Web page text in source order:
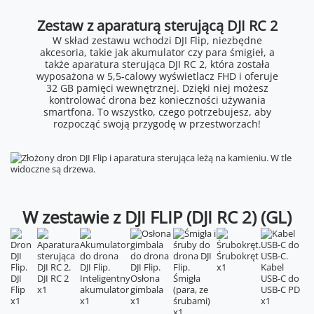
Zestaw z aparaturą sterującą DJI RC 2
W skład zestawu wchodzi DJI Flip, niezbędne
akcesoria, takie jak akumulator czy para śmigieł, a
także aparatura sterująca DJI RC 2, która została
wyposażona w 5,5-calowy wyświetlacz FHD i oferuje
32 GB pamięci wewnętrznej. Dzięki niej możesz
kontrolować drona bez konieczności używania
smartfona. To wszystko, czego potrzebujesz, aby
rozpocząć swoją przygodę w przestworzach!
W zestawie z DJI FLIP (DJI RC 2) (GL)
DJI
Flip
x1
DJI RC 2
x1
Inteligentny
akumulator
x1
Osłona
gimbala
x1
Śmigła
(para, ze
śrubami)
Śrubokręt
x1
Kabel
USB-C do
USB-C PD
x1